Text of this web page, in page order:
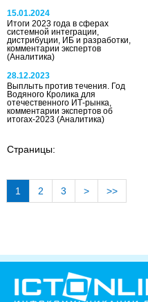
15.01.2024
Итоги 2023 года в сферах
системной интеграции,
дистрибуции, ИБ и разработки,
комментарии экспертов
(Аналитика)
28.12.2023
Выплыть против течения. Год
Водяного Кролика для
отечественного ИТ-рынка,
комментарии экспертов об
итогах-2023 (Аналитика)
Страницы:
1 2 3 > >>